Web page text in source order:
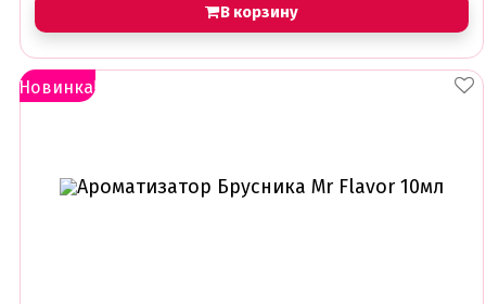
В корзину
Новинка!